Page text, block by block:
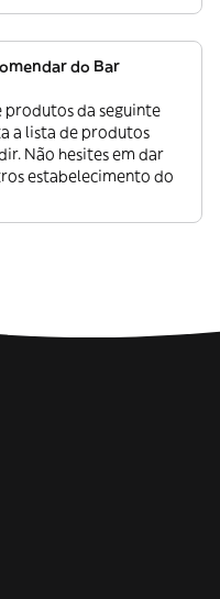
do Bar
produtos da seguinte
a lista de produtos
Não hesites em dar
estabelecimento do